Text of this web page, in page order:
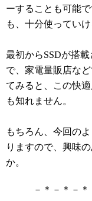
ーすることも可能
も、十分使ってい
最初からSSDが搭
で、家電量販店な
てみると、この快
も知れません。
もちろん、今回の
りますので、興味
か。
－＊－＊－